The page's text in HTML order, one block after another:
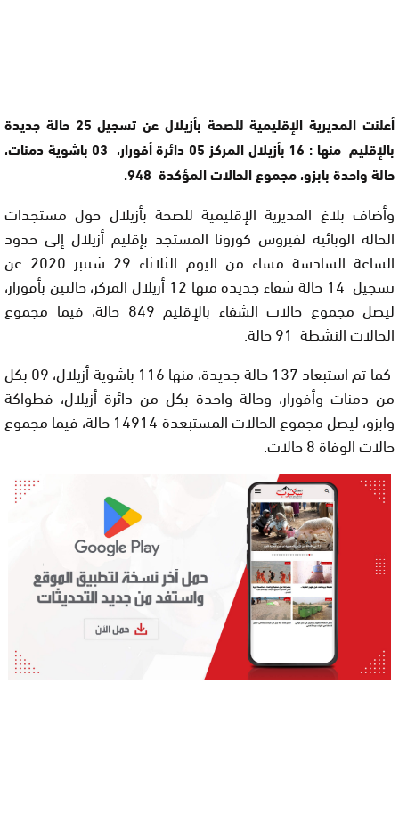
أعلنت المديرية الإقليمية للصحة بأزيلال عن تسجيل 25 حالة جديدة
بالإقليم منها : 16 بأزيلال المركز 05 دائرة أفورار، 03 باشوية دمنات،
حالة واحدة بابزو، مجموع الحالات المؤكدة 948.
وأضاف بلاغ المديرية الإقليمية للصحة بأزيلال حول مستجدات
الحالة الوبائية لفيروس كورونا المستجد بإقليم أزيلال إلى حدود
الساعة السادسة مساء من اليوم الثلاثاء 29 شتنبر 2020 عن
تسجيل 14 حالة شفاء جديدة منها 12 أزيلال المركز، حالتين بأفورار،
ليصل مجموع حالات الشفاء بالإقليم 849 حالة، فيما مجموع
الحالات النشطة 91 حالة.
كما تم استبعاد 137 حالة جديدة، منها 116 باشوية أزيلال، 09 بكل
من دمنات وأفورار، وحالة واحدة بكل من دائرة أزيلال، فطواكة
وابزو، ليصل مجموع الحالات المستبعدة 14914 حالة، فيما مجموع
حالات الوفاة 8 حالات.